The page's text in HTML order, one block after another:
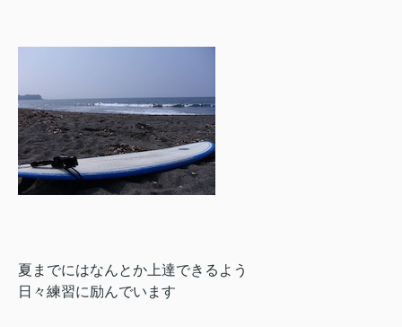
夏までにはなんとか上達できるよう
日々練習に励んでいます